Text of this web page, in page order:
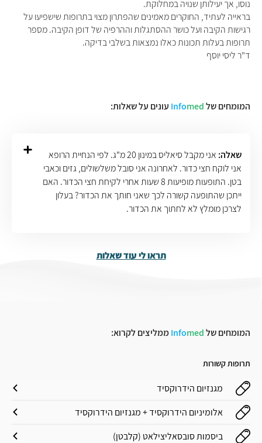
נוסו, אך יעילותן שנויה במחלוקת.
בראייה לעתיד, החוקרים מאמינים שהפתרון מצוי בתרופות שישפיעו על
רגישות הקיבה ועל כושר ההסתגלות וההרפיה של דופן הקיבה. מספר
תרופות בעלות תכונות כאלו נמצאות בשלבי בדיקה.
ד"ר ליסי יוסף
המומחים של Infomed עונים על שאלות:
שאלה:
אני מקבל סיאליס במינון 20 מ"ג. לפי הנחיית הרופא
אני לוקח חצי כדור. לאחרונה אני סובל משלשולים, גזים וכאבי
בטן. התופעות מופיעות 8 שעות אחרי לקיחת חצי הכדור. האם
ייתכן שהתופעה קשורה לכך שאני חותך את הכדור? בעלון
לצרכן מומלץ לא לחתוך את הכדור.
תראו לי עוד שאלות
המומחים של Infomed ממליצים לקרוא:
תרופות קשורות
מגנזיום הידרוקסיד
אלומיניום הידרוקסיד + מגנזיום הידרוקסיד
ביסמות סובסאליצילאט (קלבטן)